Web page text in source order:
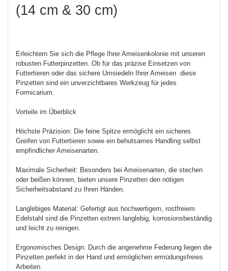
(14 cm & 30 cm)
Erleichtern Sie sich die Pflege Ihrer Ameisenkolonie mit unseren
robusten Futterpinzetten. Ob für das präzise Einsetzen von
Futtertieren oder das sichere Umsiedeln Ihrer Ameisen diese
Pinzetten sind ein unverzichtbares Werkzeug für jedes
Formicarium.
Vorteile im Überblick
Höchste Präzision: Die feine Spitze ermöglicht ein sicheres
Greifen von Futtertieren sowie ein behutsames Handling selbst
empfindlicher Ameisenarten.
Maximale Sicherheit: Besonders bei Ameisenarten, die stechen
oder beißen können, bieten unsere Pinzetten den nötigen
Sicherheitsabstand zu Ihren Händen.
Langlebiges Material: Gefertigt aus hochwertigem, rostfreiem
Edelstahl sind die Pinzetten extrem langlebig, korrosionsbeständig
und leicht zu reinigen.
Ergonomisches Design: Durch die angenehme Federung liegen die
Pinzetten perfekt in der Hand und ermöglichen ermüdungsfreies
Arbeiten.